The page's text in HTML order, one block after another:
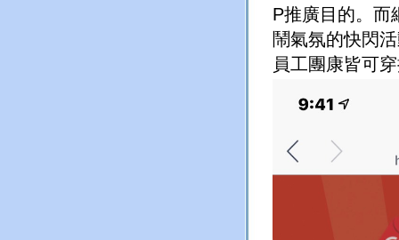
P推廣目的。而
鬧氣氛的快閃
員工團康皆可